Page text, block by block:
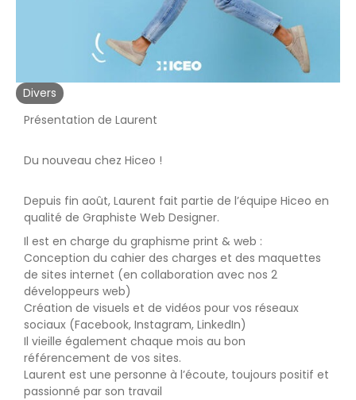
Divers
Présentation de Laurent
Du nouveau chez Hiceo !
Depuis fin août, Laurent fait partie de l’équipe Hiceo en
qualité de Graphiste Web Designer.
Il est en charge du graphisme print & web :
Conception du cahier des charges et des maquettes
de sites internet (en collaboration avec nos 2
développeurs web)
Création de visuels et de vidéos pour vos réseaux
sociaux (Facebook, Instagram, LinkedIn)
Il vieille également chaque mois au bon
référencement de vos sites.
Laurent est une personne à l’écoute, toujours positif et
passionné par son travail